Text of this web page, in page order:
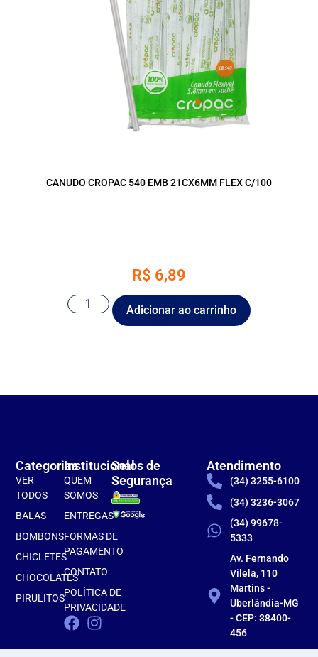
CANUDO CROPAC 540 EMB 21CX6MM FLEX C/100
R$ 6,89
Adicionar ao carrinho
Institucional
QUEM
SOMOS
ENTREGAS
FORMAS DE
PAGAMENTO
CONTATO
POLÍTICA DE
PRIVACIDADE
Categorias
VER
TODOS
BALAS
BOMBONS
CHICLETES
CHOCOLATES
PIRULITOS
Atendimento
(34) 3255-6100
(34) 3236-3067
(34) 99678-
5333
Av. Fernando
Vilela, 110
Martins -
Uberlândia-MG
- CEP: 38400-
456
Selos de
Segurança